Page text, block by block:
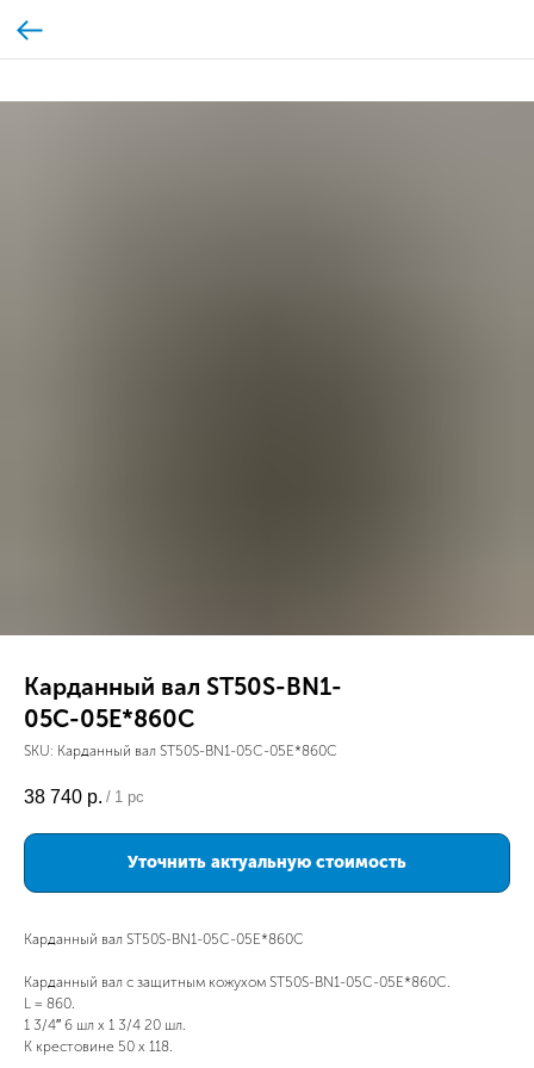
Карданный вал ST50S-BN1-
05С-05E*860C
SKU: Карданный вал ST50S-BN1-05С-05E*860C
38 740 р. / 1 pc
Уточнить актуальную стоимость
Карданный вал ST50S-BN1-05С-05E*860C
Карданный вал с защитным кожухом ST50S-BN1-05С-05E*860C.
L = 860.
1 3/4″ 6 шл х 1 3/4 20 шл.
К крестовине 50 х 118.